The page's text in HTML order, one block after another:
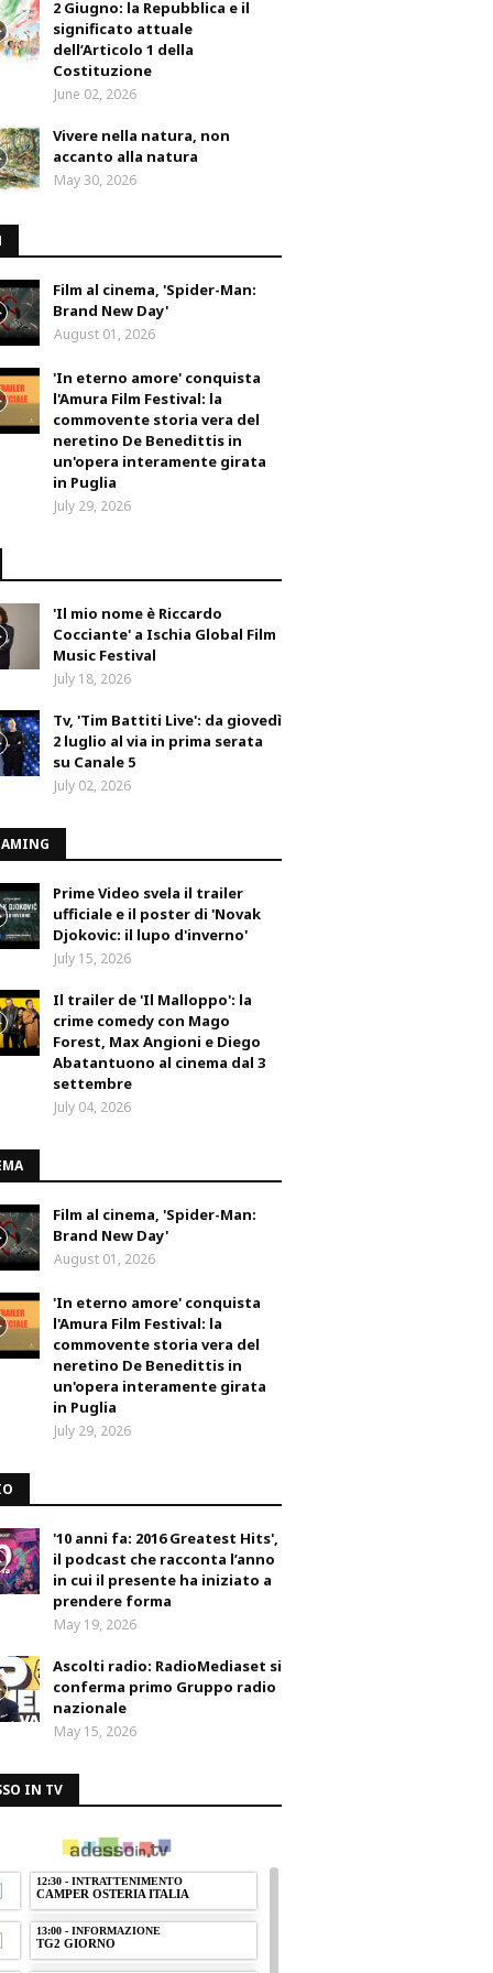
2 Giugno: la Repubblica e il
significato attuale
dell’Articolo 1 della
Costituzione
June 02, 2026
Vivere nella natura, non
accanto alla natura
May 30, 2026
Film al cinema, 'Spider-Man:
Brand New Day'
August 01, 2026
'In eterno amore' conquista
l'Amura Film Festival: la
commovente storia vera del
neretino De Benedittis in
un'opera interamente girata
in Puglia
July 29, 2026
'Il mio nome è Riccardo
Cocciante' a Ischia Global Film
Music Festival
July 18, 2026
Tv, 'Tim Battiti Live': da giovedì
2 luglio al via in prima serata
su Canale 5
July 02, 2026
Prime Video svela il trailer
ufficiale e il poster di 'Novak
Djokovic: il lupo d'inverno'
July 15, 2026
Il trailer de 'Il Malloppo': la
crime comedy con Mago
Forest, Max Angioni e Diego
Abatantuono al cinema dal 3
settembre
July 04, 2026
Film al cinema, 'Spider-Man:
Brand New Day'
August 01, 2026
'In eterno amore' conquista
l'Amura Film Festival: la
commovente storia vera del
neretino De Benedittis in
un'opera interamente girata
in Puglia
July 29, 2026
'10 anni fa: 2016 Greatest Hits',
il podcast che racconta l’anno
in cui il presente ha iniziato a
prendere forma
May 19, 2026
Ascolti radio: RadioMediaset si
conferma primo Gruppo radio
nazionale
May 15, 2026
IN TV